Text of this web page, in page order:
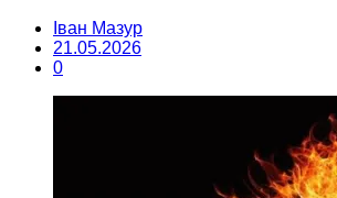
Іван Мазур
21.05.2026
0